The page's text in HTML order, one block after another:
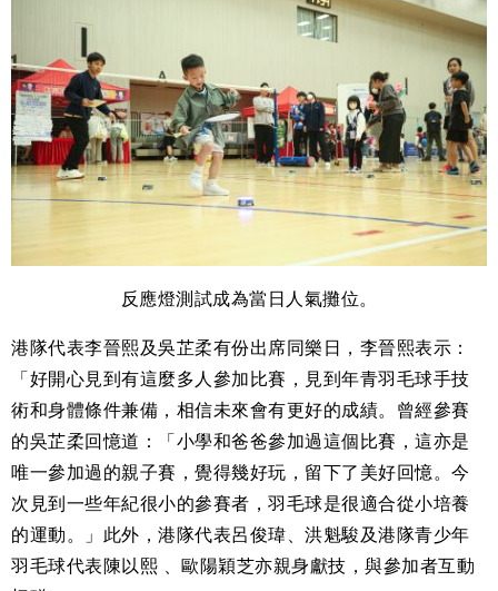
反應燈測試成為當日人氣攤位。
港隊代表李晉熙及吳芷柔有份出席同樂日，李晉熙表示：
「好開心見到有這麼多人參加比賽，見到年青羽毛球手技
術和身體條件兼備，相信未來會有更好的成績。曾經參賽
的吳芷柔回憶道：「小學和爸爸參加過這個比賽，這亦是
唯一參加過的親子賽，覺得幾好玩，留下了美好回憶。今
次見到一些年紀很小的參賽者，羽毛球是很適合從小培養
的運動。」此外，港隊代表呂俊瑋、洪魁駿及港隊青少年
羽毛球代表陳以熙 、歐陽穎芝亦親身獻技，與參加者互動